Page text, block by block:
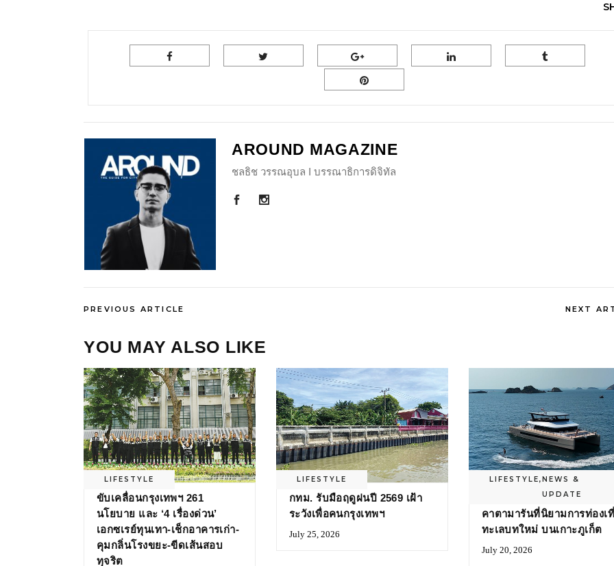
AROUND MAGAZINE
ชลธิช วรรณอุบล I บรรณาธิการดิจิทัล
PREVIOUS ARTICLE NEXT
YOU MAY ALSO LIKE
LIFESTYLE
ขับเคลื่อนกรุงเทพฯ 261
นโยบาย และ ‘4 เรื่องด่วน’
เอกซเรย์ทุนเทา-เช็กอาคารเก่า-
คุมกลิ่นโรงขยะ-ขีดเส้นสอบ
ทุจริต
LIFESTYLE
กทม. รับมือฤดูฝนปี 2569 เฝ้า
ระวังเพื่อคนกรุงเทพฯ
July 25, 2026
LIFESTYLE, NEWS &
UPDATE
‘PISCES’ ลักชัวรีทริปล่องเรือ
คาตามารันที่นิยามการท่องเ
ทะเลบทใหม่ บนเกาะภูเก็ต
July 20, 2026